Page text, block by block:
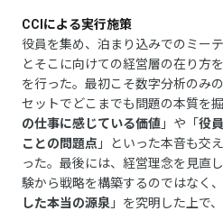
CCIによる実行施策
役員を集め、泊まり込みでのミー
とそこに向けての経営層の在り方
を行った。 最初こそ数字分析のみ
セットでどこまでも問題の本質を
の仕事に感じている価値」や「 役
ことの問題点 」といった本音も交
った。最後には、経営理念を見直
験から戦略を構築するのではなく、
した本当の源泉 」を究明した上で